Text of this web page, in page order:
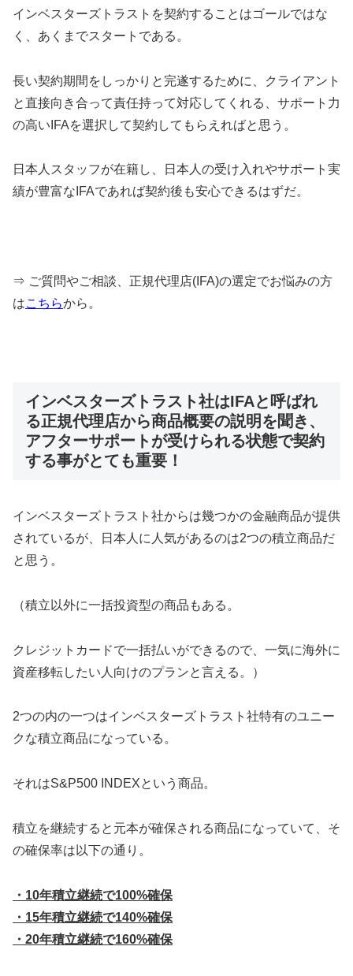
インベスターズトラストを契約することはゴールではな
く、あくまでスタートである。
長い契約期間をしっかりと完遂するために、クライアント
と直接向き合って責任持って対応してくれる、サポート力
の高いIFAを選択して契約してもらえればと思う。
日本人スタッフが在籍し、日本人の受け入れやサポート実
績が豊富なIFAであれば契約後も安心できるはずだ。
⇒ ご質問やご相談、正規代理店(IFA)の選定でお悩みの方
はこちらから。
インベスターズトラスト社はIFAと呼ばれ
る正規代理店から商品概要の説明を聞き、
アフターサポートが受けられる状態で契約
する事がとても重要！
インベスターズトラスト社からは幾つかの金融商品が提供
されているが、日本人に人気があるのは2つの積立商品だ
と思う。
（積立以外に一括投資型の商品もある。
クレジットカードで一括払いができるので、一気に海外に
資産移転したい人向けのプランと言える。）
2つの内の一つはインベスターズトラスト社特有のユニー
クな積立商品になっている。
それはS&P500 INDEXという商品。
積立を継続すると元本が確保される商品になっていて、そ
の確保率は以下の通り。
・10年積立継続で100%確保
・15年積立継続で140%確保
・20年積立継続で160%確保